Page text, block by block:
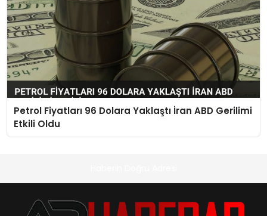
Petrol Fiyatları 96 Dolara Yaklaştı İran ABD Gerilimi
Etkili Oldu